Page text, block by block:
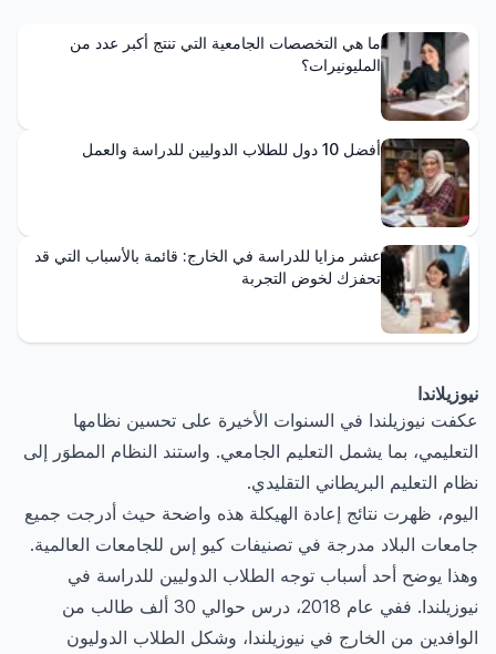
ما هي التخصصات الجامعية التي تنتج أكبر عدد من
المليونيرات؟
أفضل 10 دول للطلاب الدوليين للدراسة والعمل
عشر مزايا للدراسة في الخارج: قائمة بالأسباب التي قد
تحفزك لخوض التجربة
نيوزيلاندا
عكفت نيوزيلندا في السنوات الأخيرة على تحسين نظامها
التعليمي، بما يشمل التعليم الجامعي. واستند النظام المطوَر إلى
نظام التعليم البريطاني التقليدي.
اليوم، ظهرت نتائج إعادة الهيكلة هذه واضحة حيث أدرجت جميع
جامعات البلاد مدرجة في تصنيفات كيو إس للجامعات العالمية.
وهذا يوضح أحد أسباب توجه الطلاب الدوليين للدراسة في
نيوزيلندا. ففي عام 2018، درس حوالي 30 ألف طالب من
الوافدين من الخارج في نيوزيلندا، وشكل الطلاب الدوليون